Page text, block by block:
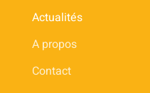
Actualités
A propos
Contact